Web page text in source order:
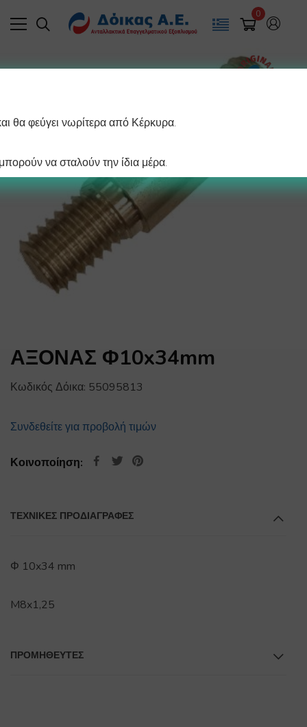
0
ΑΞΟΝΑΣ Φ10x34mm
Κωδικός Δόικα: 55095813
Συνδεθείτε για προβολή τιμών
Κοινοποίηση:
ΤΕΧΝΙΚΕΣ ΠΡΟΔΙΑΓΡΑΦΕΣ
Φ 10x34 mm
M8x1,25
ΠΡΟΜΗΘΕΥΤΕΣ
θα φεύγει νωρίτερα από Κέρκυρα.
να σταλούν την ίδια μέρα.